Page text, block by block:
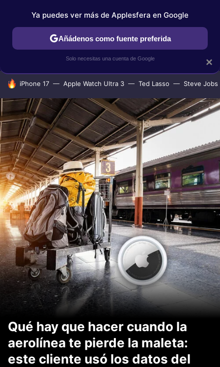
IPHONE TUTORIALES APPLESFERA SELECCIÓN
HOY SE HABLA DE
iPhone 17 Apple Watch Ultra 3 Ted Lasso Steve Jobs
Qué hay que hacer cuando la
aerolínea te pierde la maleta:
este cliente usó los datos del
×
Ya puedes ver más de Applesfera en Google
Añádenos como fuente preferida
Solo necesitas una cuenta de Google